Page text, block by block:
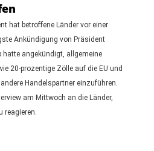
hat betroffene Länder vor einer
Ankündigung von Präsident
angekündigt, allgemeine
20-prozentige Zölle auf die EU und
Handelspartner einzuführen.
am Mittwoch an die Länder,
reagieren.